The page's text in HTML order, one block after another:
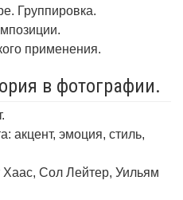
Группировка.
применения.
в фотографии.
акцент, эмоция, стиль,
Сол Лейтер, Уильям